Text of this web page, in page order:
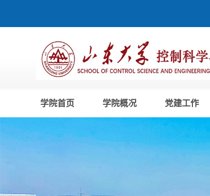
学院首页 学院概况 党建工作